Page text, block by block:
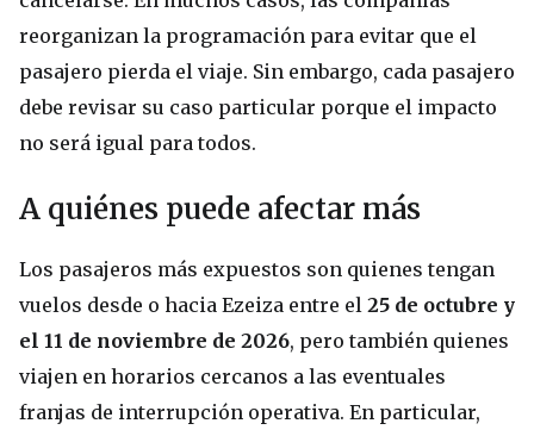
reorganizan la programación para evitar que el
pasajero pierda el viaje. Sin embargo, cada pasajero
debe revisar su caso particular porque el impacto
no será igual para todos.
A quiénes puede afectar más
Los pasajeros más expuestos son quienes tengan
vuelos desde o hacia Ezeiza entre el 25 de octubre y
el 11 de noviembre de 2026, pero también quienes
viajen en horarios cercanos a las eventuales
franjas de interrupción operativa. En particular,